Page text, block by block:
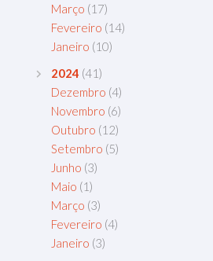
Março (17)
Fevereiro (14)
Janeiro (10)
2024 (41)
Dezembro (4)
Novembro (6)
Outubro (12)
Setembro (5)
Junho (3)
Maio (1)
Março (3)
Fevereiro (4)
Janeiro (3)